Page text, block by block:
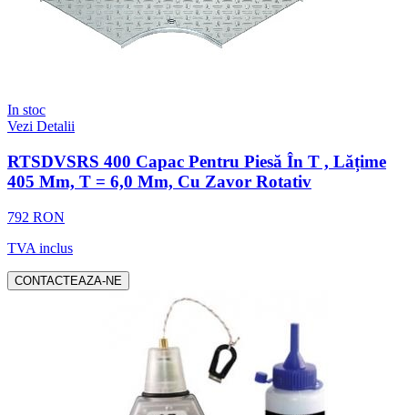
In stoc
Vezi Detalii
RTSDVSRS 400 Capac Pentru Piesă În T , Lățime
405 Mm, T = 6,0 Mm, Cu Zavor Rotativ
792 RON
TVA inclus
CONTACTEAZA-NE